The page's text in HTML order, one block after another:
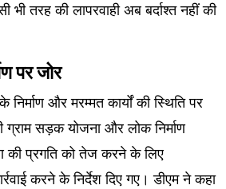
भी तरह की लापरवाही अब बर्दाश्त नहीं की
पर जोर
और मरम्मत कार्यों की स्थिति पर
ग्राम सड़क योजना और लोक निर्माण
की प्रगति को तेज करने के लिए
करने के निर्देश दिए गए। डीएम ने कहा